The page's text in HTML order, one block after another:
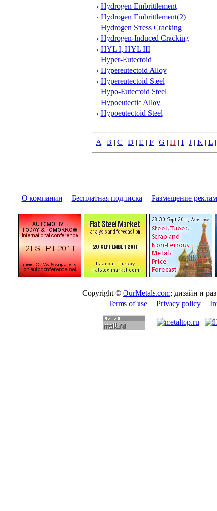
Hydrogen Embrittlement
Hydrogen Embrittlement(2)
Hydrogen Stress Cracking
Hydrogen-Induced Cracking
HYL I, HYL III
Hyper-Eutectoid
Hypereutectoid Alloy
Hypereutectoid Steel
Hypo-Eutectoid Steel
Hypoeutectic Alloy
Hypoeutectoid Steel
A | B | C | D | E | F | G | H | I | J | K | L
О компании Бесплатная подписка Размещение
Copyright © OurMetals.com; дизайн и
Terms of use| Privacy policy|